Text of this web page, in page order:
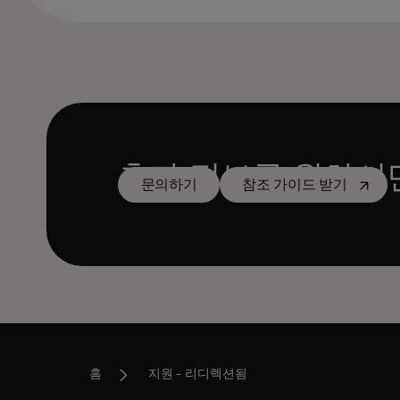
추가 정보를 원하시
문의하기 참조 가이드 받기 새 탭에
홈 지원 - 리디렉션됨